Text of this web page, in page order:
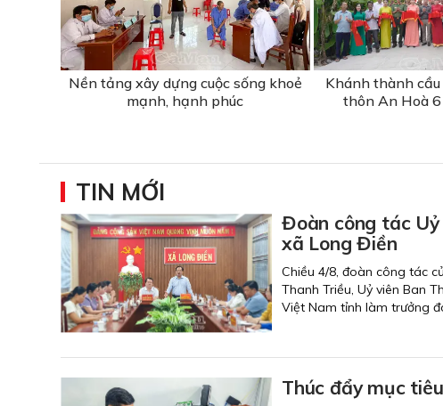
Nền tảng xây dựng cuộc sống khoẻ
mạnh, hạnh phúc
Khánh thành
thôn An Hoà
TIN MỚI
Đoàn công tác
xã Long Điền
Chiều 4/8, đoàn công tác
Thanh Triều, Uỷ viên Ban
Việt Nam tỉnh làm trưởng
Thúc đẩy mục